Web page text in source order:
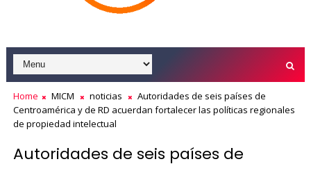
Home MICM noticias
Autoridades de seis países de
Centroamérica y de RD acuerdan fortalecer las políticas regionales
de propiedad intelectual
Autoridades de seis países de